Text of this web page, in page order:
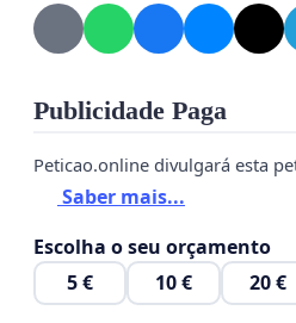
ajuizar ação civil pública
Publicidade Paga
Peticao.online divulgará esta
Saber mais...
Escolha o seu orçamento
5 €
10 € 20 €